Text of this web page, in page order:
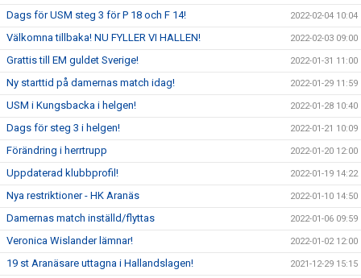
Dags för USM steg 3 för P 18 och F 14! 2022-02-04 10:04
Välkomna tillbaka! NU FYLLER VI HALLEN! 2022-02-03 09:00
Grattis till EM guldet Sverige! 2022-01-31 11:00
Ny starttid på damernas match idag! 2022-01-29 11:59
USM i Kungsbacka i helgen! 2022-01-28 10:40
Dags för steg 3 i helgen! 2022-01-21 10:09
Förändring i herrtrupp 2022-01-20 12:00
Uppdaterad klubbprofil! 2022-01-19 14:22
Nya restriktioner - HK Aranäs 2022-01-10 14:50
Damernas match inställd/flyttas 2022-01-06 09:59
Veronica Wislander lämnar! 2022-01-02 12:00
19 st Aranäsare uttagna i Hallandslagen! 2021-12-29 15:15